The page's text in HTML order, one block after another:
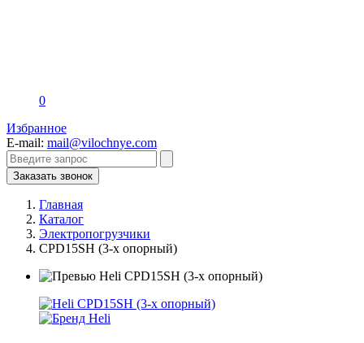
0
Избранное
E-mail: mail@vilochnye.com
Заказать звонок
Главная
Каталог
Электропогрузчики
CPD15SH (3-х опорный)